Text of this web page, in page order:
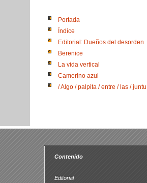
Portada
Índice
Editorial: Dueños del desorden
Berenice
La vida vertical
Camerino azul
/ Algo / palpita / entre / las /
Contenido
Editorial